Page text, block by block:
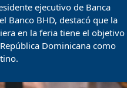
ejecutivo de Banca
Banco BHD, destacó que la
en la feria tiene el objetivo
Dominicana como